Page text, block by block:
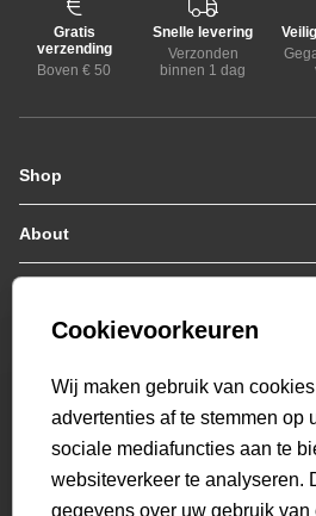
Gratis
verzending
Boven € 50
Snelle levering
Verzonden
binnen 1 dag
Shop
Zomerjassen
Jassen / Coats
Colberts
Hoodies
Polo's
T-shirts
Overshirts
Overhemden
Sweatpants
About
Who we are
Genti X PSV
Bestellen & Betalen
Retourneren
Veelgestelde vragen
Mijn Account
beoordelingen
Cookievoorkeuren
Wij maken gebruik van
advertenties af te stemmen op
sociale mediafuncties aan te
websiteverkeer te analyseren.
gegevens over uw gebruik